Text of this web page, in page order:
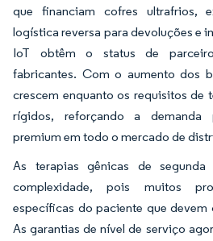
que financiam cofres ultrafrios,
logística reversa para devoluções e
IoT obtêm o status de
fabricantes. Com o aumento dos
crescem enquanto os requisitos de
rígidos, reforçando a demanda
premium em todo o mercado de
As terapias gênicas de
complexidade, pois muitos
específicas do paciente que devem
As garantias de nível de serviço